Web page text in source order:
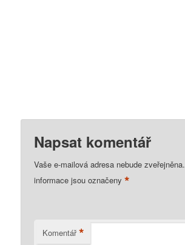
Napsat komentář
Vaše e-mailová adresa nebude zveřejněna.
informace jsou označeny*
Komentář *